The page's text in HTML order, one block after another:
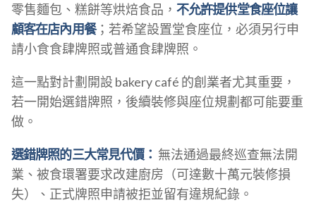
零售麵包、糕餅等烘焙食品， 不允許提供堂食座位讓
顧客在店內用餐；若希望設置堂食座位，必須另行申
請小食食肆牌照或普通食肆牌照。
這一點對計劃開設 bakery café 的創業者尤其重要，
若一開始選錯牌照，後續裝修與座位規劃都可能要重
做。
選錯牌照的三大常見代價： 無法通過最終巡查無法開
業、被食環署要求改建廚房（可達數十萬元裝修損
失）、正式牌照申請被拒並留有違規紀錄。